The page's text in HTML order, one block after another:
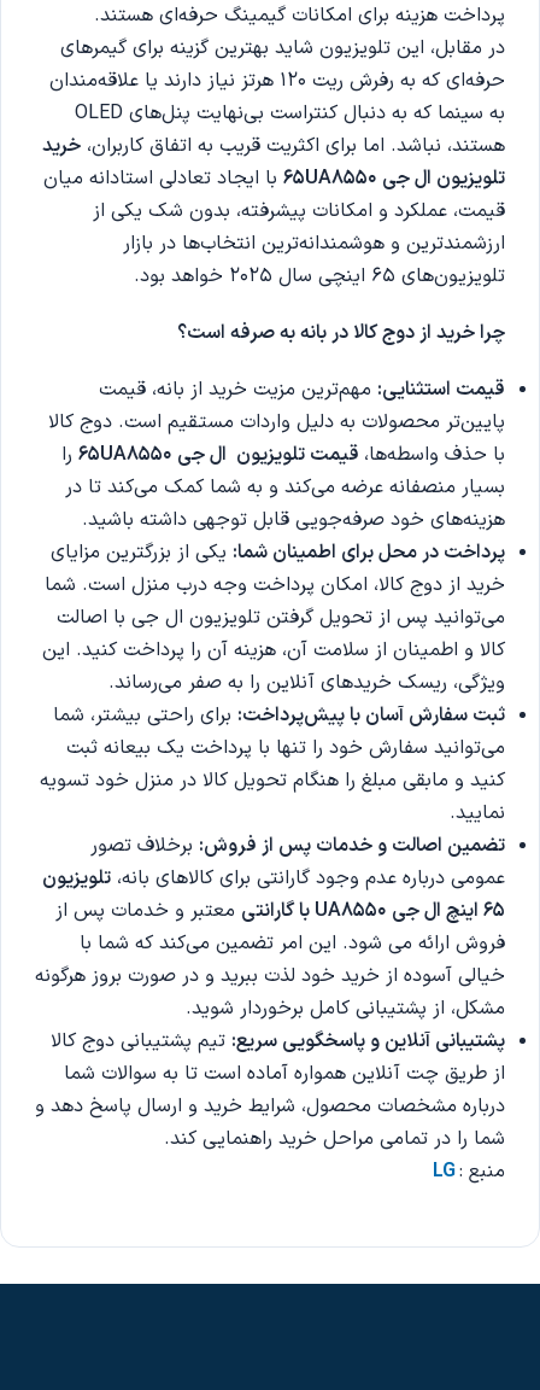
پرداخت هزینه برای امکانات گیمینگ حرفه‌ای هستند.
در مقابل، این تلویزیون شاید بهترین گزینه برای گیمرهای
حرفه‌ای که به رفرش ریت 120 هرتز نیاز دارند یا علاقه‌مندان
به سینما که به دنبال کنتراست بی‌نهایت پنل‌های OLED
هستند، نباشد. اما برای اکثریت قریب به اتفاق کاربران، خرید
تلویزیون ال جی 65 UA8550
با ایجاد تعادلی استادانه میان
قیمت، عملکرد و امکانات پیشرفته، بدون شک یکی از
ارزشمندترین و هوشمندانه‌ترین انتخاب‌ها در بازار
تلویزیون‌های 65 اینچی سال 2025 خواهد بود.
چرا خرید از دوج کالا در بانه به صرفه است؟
قیمت استثنایی: مهم‌ترین مزیت خرید از بانه، قیمت
پایین‌تر محصولات به دلیل واردات مستقیم است. دوج کالا
با حذف واسطه‌ها، قیمت تلویزیون ال جی 65UA8550
را
بسیار منصفانه عرضه می‌کند و به شما کمک می‌کند تا در
هزینه‌های خود صرفه‌جویی قابل توجهی داشته باشید.
پرداخت در محل برای اطمینان شما: یکی از بزرگترین مزایای
خرید از دوج کالا، امکان پرداخت وجه درب منزل است. شما
می‌توانید پس از تحویل گرفتن تلویزیون ال جی با اصالت
کالا و اطمینان از سلامت آن، هزینه آن را پرداخت کنید. این
ویژگی، ریسک خریدهای آنلاین را به صفر می‌رساند.
ثبت سفارش آسان با پیش‌پرداخت: برای راحتی بیشتر، شما
می‌توانید سفارش خود را تنها با پرداخت یک بیعانه ثبت
کنید و مابقی مبلغ را هنگام تحویل کالا در منزل خود تسویه
نمایید.
تضمین اصالت و خدمات پس از فروش: برخلاف تصور
عمومی درباره عدم وجود گارانتی برای کالاهای بانه، تلویزیون
65 اینچ ال جی UA8550
با گارانتی معتبر و خدمات پس از
فروش ارائه می شود. این امر تضمین می‌کند که شما با
خیالی آسوده از خرید خود لذت ببرید و در صورت بروز هرگونه
مشکل، از پشتیبانی کامل برخوردار شوید.
پشتیبانی آنلاین و پاسخگویی سریع: تیم پشتیبانی دوج کالا
از طریق چت آنلاین همواره آماده است تا به سوالات شما
درباره مشخصات محصول، شرایط خرید و ارسال پاسخ دهد و
شما را در تمامی مراحل خرید راهنمایی کند.
منبع :